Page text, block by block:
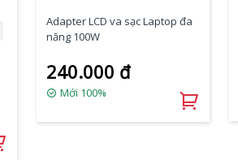
Adapter LCD va sạc Laptop đa
năng 100W
240.000 đ
Mới 100%